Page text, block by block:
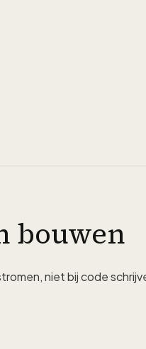
bouwen
niet bij code